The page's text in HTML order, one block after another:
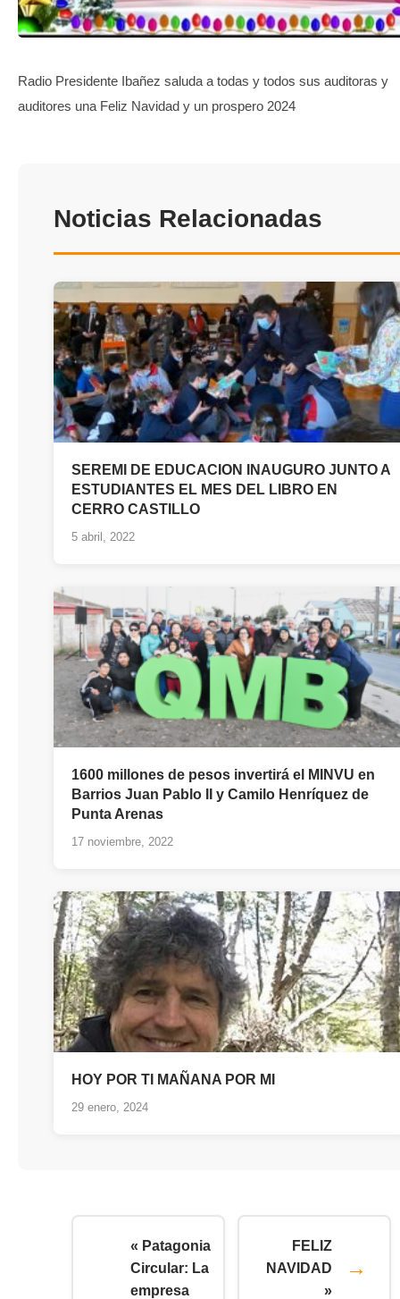
TRANSPARENCIA
Radio Presidente Ibañez saluda a todas y todos sus auditoras y
auditores una Feliz Navidad y un prospero 2024
Noticias Relacionadas
SEREMI DE EDUCACION INAUGURO JUNTO A
ESTUDIANTES EL MES DEL LIBRO EN
CERRO CASTILLO
5 abril, 2022
1600 millones de pesos invertirá el MINVU en
Barrios Juan Pablo II y Camilo Henríquez de
Punta Arenas
17 noviembre, 2022
HOY POR TI MAÑANA POR MI
29 enero, 2024
« Patagonia
Circular: La
empresa
FELIZ
NAVIDAD
»